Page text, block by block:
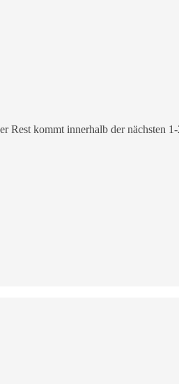
Rest kommt innerhalb der nächsten